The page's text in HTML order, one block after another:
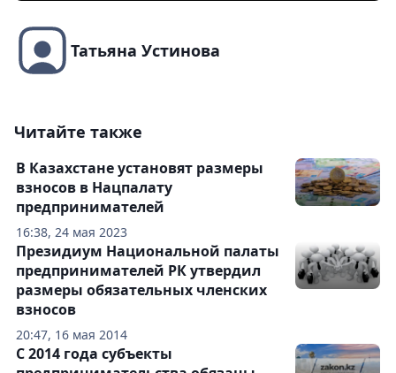
Татьяна Устинова
Читайте также
16:38, 24 мая 2023
В Казахстане установят размеры
взносов в Нацпалату
предпринимателей
20:47, 16 мая 2014
Президиум Национальной палаты
предпринимателей РК утвердил
размеры обязательных членских
взносов
С 2014 года субъекты